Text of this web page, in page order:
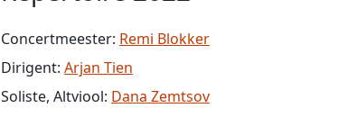
Concertmeester: Remi Blokker
Dirigent: Arjan Tien
Soliste, Altviool: Dana Zemtsov